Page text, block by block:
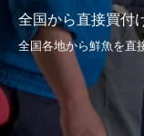
全国から直接買付
全国各地から鮮魚を直